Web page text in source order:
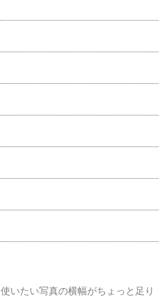
使いたい写真の横幅がちょっと足り